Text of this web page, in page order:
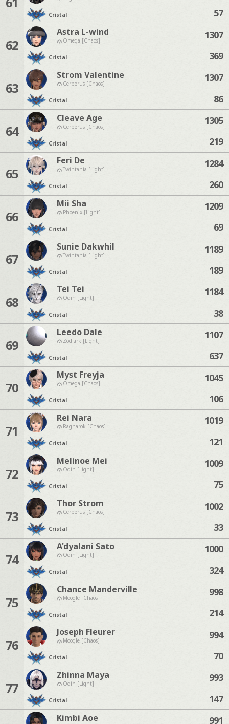
Cristal
57
62
Astra L-wind
Omega [Chaos]
Cristal
1307
369
63
Strom Valentine
Cerberus [Chaos]
Cristal
1307
86
64
Cleave Age
Cerberus [Chaos]
Cristal
1305
219
65
Feri De
Twintania [Light]
Cristal
1284
260
66
Mii Sha
Phoenix [Light]
Cristal
1209
69
67
Sunie Dakwhil
Twintania [Light]
Cristal
1189
189
68
Tei Tei
Odin [Light]
Cristal
1184
38
69
Leedo Dale
Zodiark [Light]
Cristal
1107
637
70
Myst Freyja
Omega [Chaos]
Cristal
1045
106
71
Rei Nara
Ragnarok [Chaos]
Cristal
1019
121
72
Melinoe Mei
Odin [Light]
Cristal
1009
75
73
Thor Strom
Cerberus [Chaos]
Cristal
1002
33
74
A'dyalani Sato
Odin [Light]
Cristal
1000
324
75
Chance Manderville
Moogle [Chaos]
Cristal
998
214
76
Joseph Fleurer
Moogle [Chaos]
Cristal
994
70
77
Zhinna Maya
Odin [Light]
Cristal
993
147
Kimbi Aoe 991